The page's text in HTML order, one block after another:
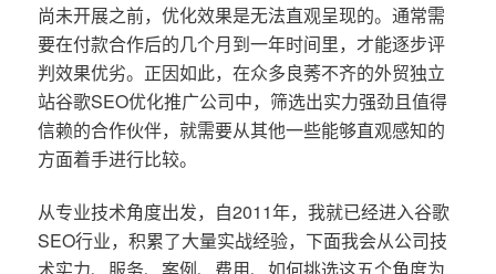
尚未开展之前，优化效果是无法直观呈现的。通常需
要在付款合作后的几个月到一年时间里，才能逐步评
判效果优劣。正因如此，在众多良莠不齐的外贸独立
站谷歌SEO优化推广公司中，筛选出实力强劲且值得
信赖的合作伙伴，就需要从其他一些能够直观感知的
方面着手进行比较。
从专业技术角度出发，自2011年，我就已经进入谷歌
SEO行业，积累了大量实战经验，下面我会从公司技